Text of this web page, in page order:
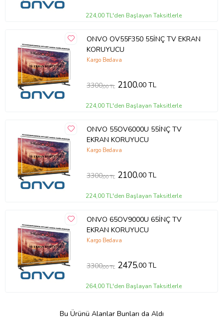
224,00 TL'den Başlayan Taksitlerle
ONVO OV55F350 55İNÇ TV EKRAN
KORUYUCU
Kargo Bedava
3300,00 TL 2100,00 TL
224,00 TL'den Başlayan Taksitlerle
ONVO 55OV6000U 55İNÇ TV
EKRAN KORUYUCU
Kargo Bedava
3300,00 TL 2100,00 TL
224,00 TL'den Başlayan Taksitlerle
ONVO 65OV9000U 65İNÇ TV
EKRAN KORUYUCU
Kargo Bedava
3300,00 TL 2475,00 TL
264,00 TL'den Başlayan Taksitlerle
Bu Ürünü Alanlar Bunları da Aldı